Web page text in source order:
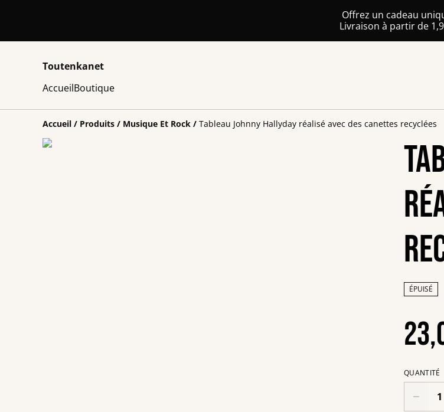
Offrez un cadeau
Livraison à partir de
Toutenkanet
AccueilBoutique
Accueil / Produits / Musique Et Rock / Tableau Johnny Hallyday réalisé avec des canettes recyclées
ÉPUISÉ
QUANTITÉ